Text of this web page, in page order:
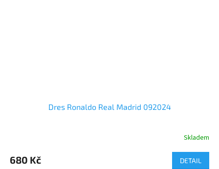
Dres Ronaldo Real Madrid 092024
produktu
je
Skladem
680 Kč DETAIL